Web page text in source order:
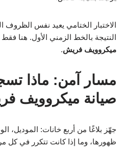
الاختبار الختامي يعيد نفس
النتيجة بالخط الزمني الأول. هنا
ميكروويف فريش.
مسار آمن: ماذا
صيانة ميكروويف
جهّز بلاغًا من أربع خانات: الموديل،
ظهورها، وما إذا كانت تتكرر في كل